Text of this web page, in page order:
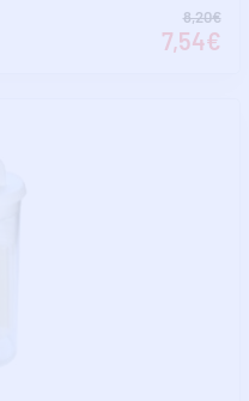
8,20€
7,54€